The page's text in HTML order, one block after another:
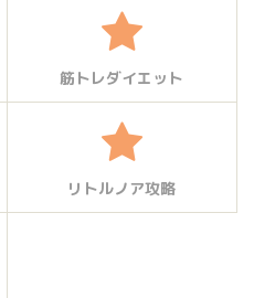
筋トレダイエット
リトルノア攻略